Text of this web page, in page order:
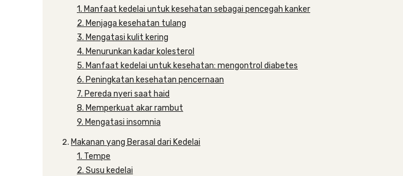
1. Manfaat kedelai untuk kesehatan sebagai pencegah kanker
2. Menjaga kesehatan tulang
3. Mengatasi kulit kering
4. Menurunkan kadar kolesterol
5. Manfaat kedelai untuk kesehatan: mengontrol diabetes
6. Peningkatan kesehatan pencernaan
7. Pereda nyeri saat haid
8. Memperkuat akar rambut
9. Mengatasi insomnia
Makanan yang Berasal dari Kedelai
1. Tempe
2. Susu kedelai